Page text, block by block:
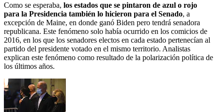
Como se esperaba, los estados que se pintaron de azul o rojo
para la Presidencia también lo hicieron para el Senado, a
excepción de Maine, en donde ganó Biden pero tendrá senadora
republicana. Este fenómeno solo había ocurrido en los comicios de
2016, en los que los senadores electos en cada estado pertenecían al
partido del presidente votado en el mismo territorio. Analistas
explican este fenómeno como resultado de la polarización política de
los últimos años.